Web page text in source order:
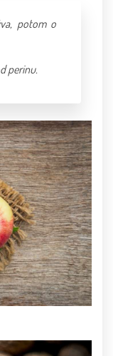
potom o
perinu.